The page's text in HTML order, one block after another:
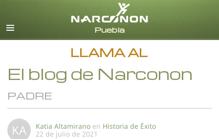
Español
Todas las Regiones/Idiomas
LLAMA AL
El blog de Narconon
PADRE
KA Katia Altamirano en Historia de Éxito
22 de julio de 2021